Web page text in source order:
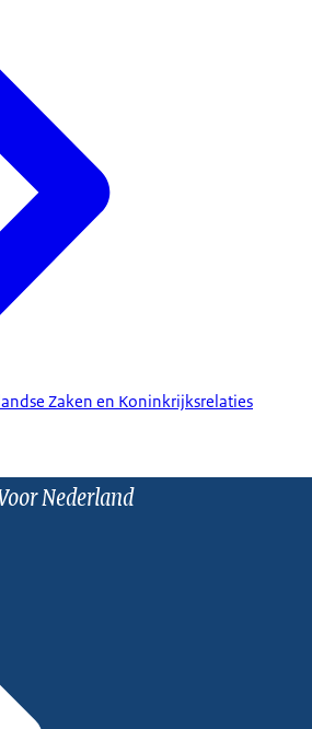
Zaken en Koninkrijksrelaties
Nederland